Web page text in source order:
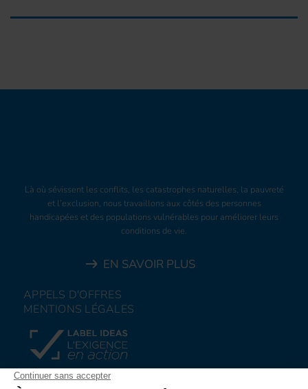
Là où sévissent les conflits, les catastrophes naturelles, la pauvreté
et l’exclusion, nous travaillons aux côtés des personnes
handicapées et des populations vulnérables pour améliorer leurs
conditions de vie.
EN SAVOIR PLUS
APPELS D'OFFRES
MENTIONS LÉGALES
FAIRE UN DON